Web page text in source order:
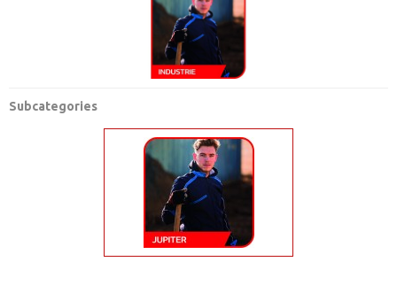
Subcategories